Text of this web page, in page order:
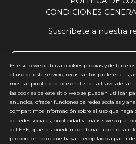
CONDICIONES
Suscríbete a nuestra
Acepto y estoy de acuerdo con la
*
Este sitio web utiliza cookies propias y de
el uso de este servicio, registrar tus preferencias,
mostrar publicidad personalizada a través del
las cookies de este sitio web se pueden utilizar
anuncios, ofrecer funciones de redes sociales y
compartimos información sobre el uso que haga
de redes sociales, publicidad y análisis web que
del EEE, quienes pueden combinarla con otra
proporcionado o que hayan recopilado a partir